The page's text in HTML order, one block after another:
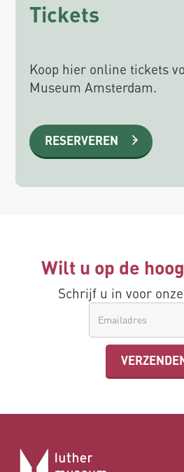
Tickets
Koop hier online tickets
Museum Amsterdam.
RESERVEREN
Wilt u op de
Schrijf u in voor